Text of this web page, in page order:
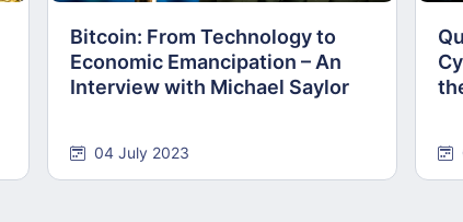
Bitcoin: From Technology to
Economic Emancipation – An
Interview with Michael Saylor
04 July 2023